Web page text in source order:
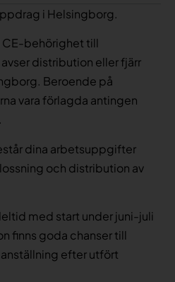
i Helsingborg.
CE-behörighet till
distribution eller fjärr
Beroende på
vara förlagda antingen
dina arbetsuppgifter
och distribution av
med start under juni-juli
finns goda chanser till
efter utfört